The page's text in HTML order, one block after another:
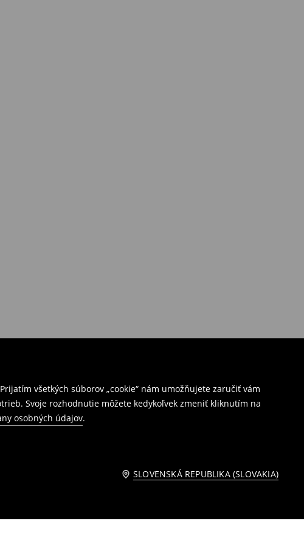
všetkých súborov „cookie“ nám umožňujete zaručiť vám
Svoje rozhodnutie môžete kedykoľvek zmeniť kliknutím na
osobných údajov.
SLOVENSKÁ REPUBLIKA (SLOVAKIA)